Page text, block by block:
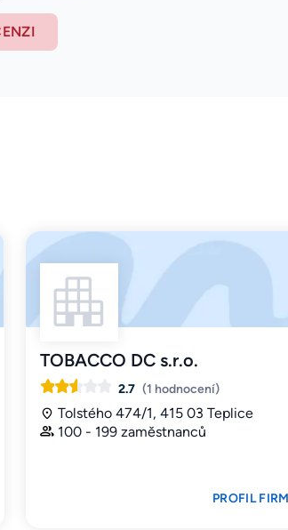
TOBACCO DC s.r.o.
2.7 (1 hodnocení)
Tolstého 474/1, 415 03 Teplice
100 - 199 zaměstnanců
PROFIL